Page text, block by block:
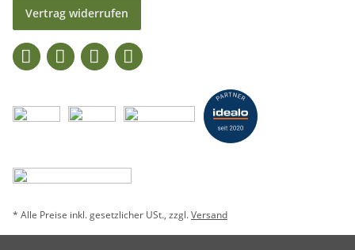
Vertrag widerrufen
* Alle Preise inkl. gesetzlicher USt., zzgl.Versand